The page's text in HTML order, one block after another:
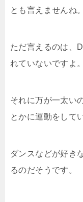
とも言えませんね。
ただ言えるのは、
れていないですよ。
それに万が一太い
とかに運動をして
ダンスなどが好き
るのだそうです。